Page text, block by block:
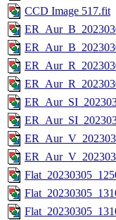
CCD Image 517.fit